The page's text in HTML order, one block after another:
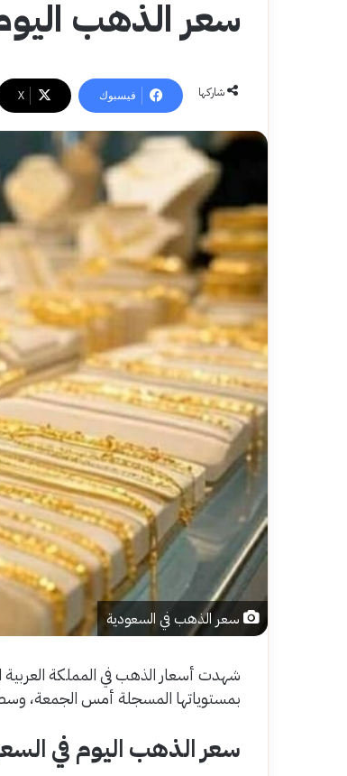
سعر الذهب
شاركها فيسبوك ‫X
سعر الذهب في السعودية
شهدت أسعار الذهب في المملكة العربية
بمستوياتها المسجلة أمس الجمعة،
سعر الذهب اليوم في